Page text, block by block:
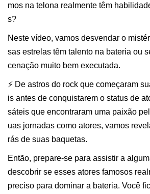
mos na telona realmente têm
s?
Neste vídeo, vamos desvendar o
sas estrelas têm talento na bateria ou
cenação muito bem executada.
⚡️ De astros do rock que começaram
is antes de conquistarem o status de
sáteis que encontraram uma paixão
uas jornadas como atores, vamos
rás de suas baquetas.
Então, prepare-se para assistir a
descobrir se esses atores famosos
preciso para dominar a bateria. Você